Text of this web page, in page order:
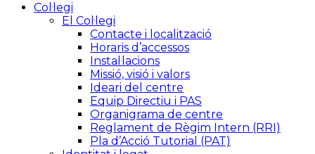
Col·legi
El Col·legi
Contacte i localització
Horaris d’accessos
Instal·lacions
Missió, visió i valors
Ideari del centre
Equip Directiu i PAS
Organigrama de centre
Reglament de Règim Intern (RRI)
Pla d’Acció Tutorial (PAT)